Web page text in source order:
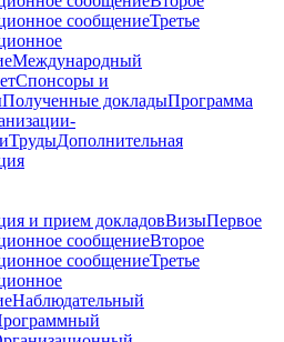
сообщениеТретье
Международный
Спонсоры и
Полученные докладыПрограмма
ТрудыДополнительная
и прием докладовВизыПервое
сообщениеВторое
сообщениеТретье
Наблюдательный